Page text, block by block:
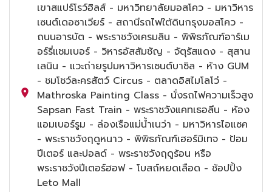
เขาสแปร์โรว์ฮิลส์ - มหาวิทยาลัยมอสโคว - มหาวิหาร
เซนต์เดอซาเวียร์ - สถานีรถไฟใต้ดินกรุงมอสโคว -
ถนนอารบัต - พระราชวังเครมลิน - พิพิธภัณฑ์อาร์เม
อร์รี่แชมเบอร์ - วิหารอัสสัมชัญ - จัตุรัสแดง - สุสาน
เลนิน - แวะถ่ายรูปมหาวิหารเซนต์บาซิล - ห้าง GUM
- ชมโชว์ละครสัตว์ Circus - ตลาดอิสไมโลโว่ -
Mathroska Painting Class - นั่งรถไฟความเร็วสูง
Sapsan Fast Train - พระราชวังแคทเธอลีน - ห้อง
แอมเบอร์รูม - ล่องเรือแม่น้ำเนว่า - มหาวิหารไอแซค
- พระราชวังฤดูหนาว - พิพิธภัณฑ์เฮอร์มิเทจ - ป้อม
ปีเตอร์ และปอลด์ - พระราชวังฤดูร้อน หรือ
พระราชวังปีเตอร์ฮอฟ - โบสถ์หยดเลือด - ช้อปปิ้ง
Leto Mall